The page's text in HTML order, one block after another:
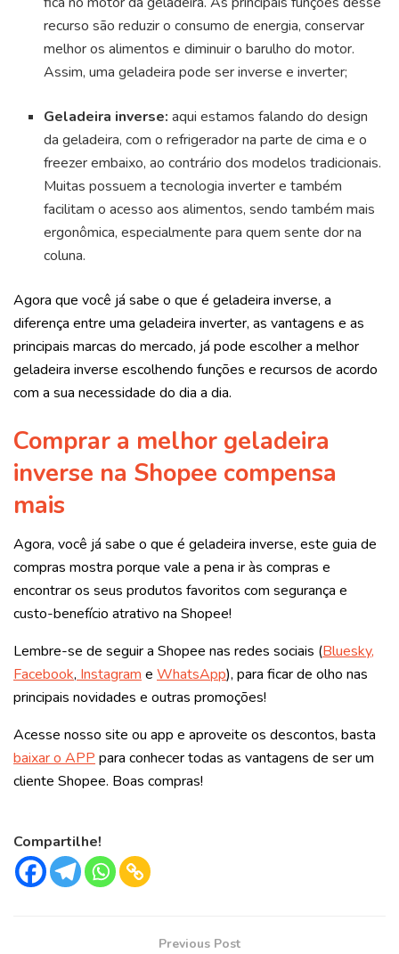
recurso são reduzir o consumo de energia, conservar
melhor os alimentos e diminuir o barulho do motor.
Assim, uma geladeira pode ser inverse e inverter;
Geladeira inverse: aqui estamos falando do design
da geladeira, com o refrigerador na parte de cima e o
freezer embaixo, ao contrário dos modelos tradicionais.
Muitas possuem a tecnologia inverter e também
facilitam o acesso aos alimentos, sendo também mais
ergonômica, especialmente para quem sente dor na
coluna.
Agora que você já sabe o que é geladeira inverse, a
diferença entre uma geladeira inverter, as vantagens e as
principais marcas do mercado, já pode escolher a melhor
geladeira inverse escolhendo funções e recursos de acordo
com a sua necessidade do dia a dia.
Comprar a melhor geladeira
inverse na Shopee compensa
mais
Agora, você já sabe o que é geladeira inverse, este guia de
compras mostra porque vale a pena ir às compras e
encontrar os seus produtos favoritos com segurança e
custo-benefício atrativo na Shopee!
Lembre-se de seguir a Shopee nas redes sociais (Bluesky,
Facebook, Instagrame WhatsApp), para ficar de olho nas
principais novidades e outras promoções!
Acesse nosso site ou app e aproveite os descontos, basta
baixar o APPpara conhecer todas as vantagens de ser um
cliente Shopee. Boas compras!
Compartilhe!
Previous Post